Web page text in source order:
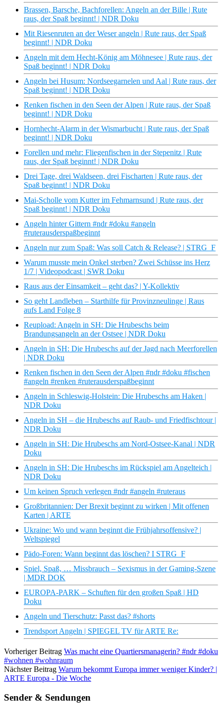
Brassen, Barsche, Bachforellen: Angeln an der Bille | Rute
raus, der Spaß beginnt! | NDR Doku
Mit Riesenruten an der Weser angeln | Rute raus, der Spaß
beginnt! | NDR Doku
Angeln mit dem Hecht-König am Möhnesee | Rute raus, der
Spaß beginnt! | NDR Doku
Angeln bei Husum: Nordseegarnelen und Aal | Rute raus, der
Spaß beginnt! | NDR Doku
Renken fischen in den Seen der Alpen | Rute raus, der Spaß
beginnt! | NDR Doku
Hornhecht-Alarm in der Wismarbucht | Rute raus, der Spaß
beginnt! | NDR Doku
Forellen und mehr: Fliegenfischen in der Stepenitz | Rute
raus, der Spaß beginnt! | NDR Doku
Drei Tage, drei Waldseen, drei Fischarten | Rute raus, der
Spaß beginnt! | NDR Doku
Mai-Scholle vom Kutter im Fehmarnsund | Rute raus, der
Spaß beginnt! | NDR Doku
Angeln hinter Gittern #ndr #doku #angeln
#ruterausderspaßbeginnt
Angeln nur zum Spaß: Was soll Catch & Release? | STRG_F
Warum musste mein Onkel sterben? Zwei Schüsse ins Herz
1/7 | Videopodcast | SWR Doku
Raus aus der Einsamkeit – geht das? | Y-Kollektiv
So geht Landleben – Starthilfe für Provinzneulinge | Raus
aufs Land Folge 8
Reupload: Angeln in SH: Die Hrubeschs beim
Brandungsangeln an der Ostsee | NDR Doku
Angeln in SH: Die Hrubeschs auf der Jagd nach Meerforellen
| NDR Doku
Renken fischen in den Seen der Alpen #ndr #doku #fischen
#angeln #renken #ruterausderspaßbeginnt
Angeln in Schleswig-Holstein: Die Hrubeschs am Haken |
NDR Doku
Angeln in SH – die Hrubeschs auf Raub- und Friedfischtour |
NDR Doku
Angeln in SH: Die Hrubeschs am Nord-Ostsee-Kanal | NDR
Doku
Angeln in SH: Die Hrubeschs im Rückspiel am Angelteich |
NDR Doku
Um keinen Spruch verlegen #ndr #angeln #ruteraus
Großbritannien: Der Brexit beginnt zu wirken | Mit offenen
Karten | ARTE
Ukraine: Wo und wann beginnt die Frühjahrsoffensive? |
Weltspiegel
Pädo-Foren: Wann beginnt das löschen? I STRG_F
Spiel, Spaß, … Missbrauch – Sexismus in der Gaming-Szene
| MDR DOK
EUROPA-PARK – Schuften für den großen Spaß | HD
Doku
Angeln und Tierschutz: Passt das? #shorts
Trendsport Angeln | SPIEGEL TV für ARTE Re:
Vorheriger Beitrag Was macht eine Quartiersmanagerin? #ndr #doku
#wohnen #wohnraum
Nächster Beitrag Warum bekommt Europa immer weniger Kinder? |
ARTE Europa - Die Woche
Sender & Sendungen